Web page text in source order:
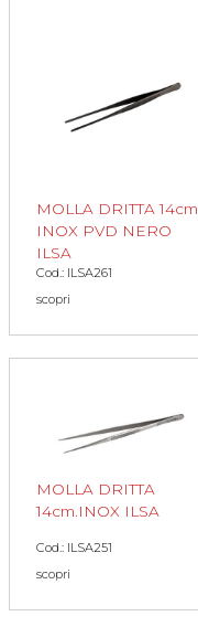
MOLLA DRITTA 14cm
INOX PVD NERO
ILSA
Cod.: ILSA261
scopri
MOLLA DRITTA
14cm.INOX ILSA
Cod.: ILSA251
scopri